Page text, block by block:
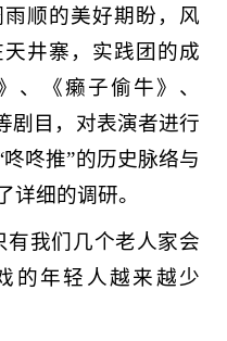
顺的美好期盼，风
井寨，实践团的成
、《癞子偷牛》、
剧目，对表演者进行
咚推”的历史脉络与
详细的调研。
有我们几个老人家会
的年轻人越来越少